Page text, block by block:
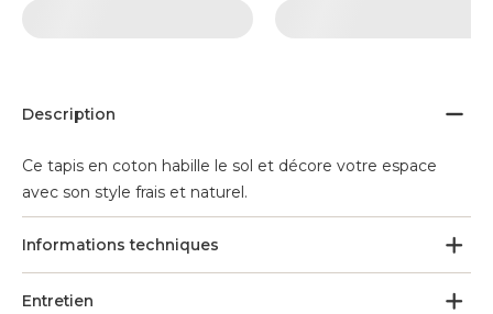
Description
Ce tapis en coton habille le sol et décore votre espace
avec son style frais et naturel.
Informations techniques
Entretien